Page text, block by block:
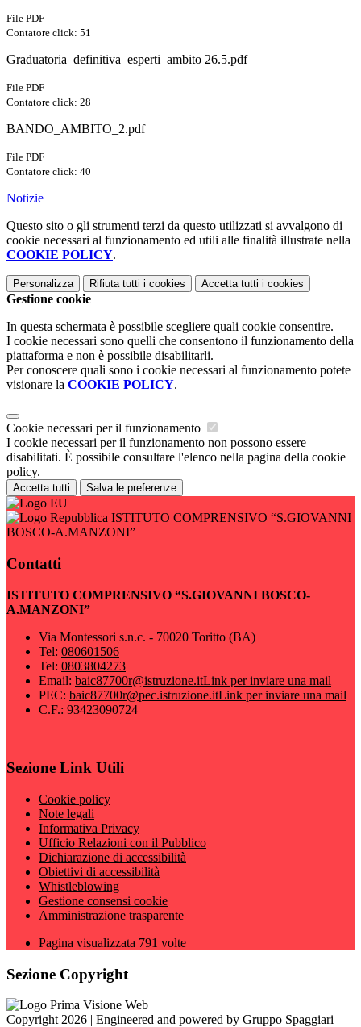
File PDF
Contatore click: 51
Graduatoria_definitiva_esperti_ambito 26.5.pdf
File PDF
Contatore click: 28
BANDO_AMBITO_2.pdf
File PDF
Contatore click: 40
Notizie
Questo sito o gli strumenti terzi da questo utilizzati si avvalgono di
cookie necessari al funzionamento ed utili alle finalità illustrate nella
COOKIE POLICY.
Personalizza Rifiuta tutti i cookies Accetta tutti i cookies
Gestione cookie
In questa schermata è possibile scegliere quali cookie consentire.
I cookie necessari sono quelli che consentono il funzionamento della
piattaforma e non è possibile disabilitarli.
Per conoscere quali sono i cookie necessari al funzionamento potete
visionare la COOKIE POLICY.
Cookie necessari per il funzionamento
I cookie necessari per il funzionamento non possono essere
disabilitati. È possibile consultare l'elenco nella pagina della cookie
policy.
Accetta tutti Salva le preferenze
ISTITUTO COMPRENSIVO “S.GIOVANNI
BOSCO-A.MANZONI”
Contatti
ISTITUTO COMPRENSIVO “S.GIOVANNI BOSCO-
A.MANZONI”
Via Montessori s.n.c. - 70020 Toritto (BA)
Tel: 080601506
Tel: 0803804273
Email: baic87700r@istruzione.itLink per inviare una mail
PEC: baic87700r@pec.istruzione.itLink per inviare una mail
C.F.: 93423090724
Sezione Link Utili
Cookie policy
Note legali
Informativa Privacy
Ufficio Relazioni con il Pubblico
Dichiarazione di accessibilità
Obiettivi di accessibilità
Whistleblowing
Gestione consensi cookie
Amministrazione trasparente
Pagina visualizzata 791 volte
Sezione Copyright
Copyright 2026 | Engineered and powered by Gruppo Spaggiari